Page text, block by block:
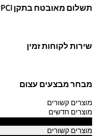
תשלום מאובטח בתקן PCI
שירות לקוחות זמין
מבחר מבצעים עצום
מוצרים קשורים
מוצרים חדשים
מוצרים קשורים